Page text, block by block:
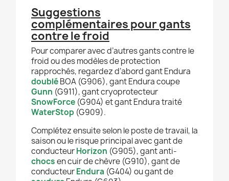
Suggestions
complémentaires pour gants
contre le froid
Pour comparer avec d’autres gants contre le
froid ou des modèles de protection
rapprochés, regardez d’abord gant Endura
doubléBOA (G906), gant Endura coupe
Gunn (G911), gant cryoprotecteur
SnowForce (G904) et gant Endura traité
WaterStop (G909).
Complétez ensuite selon le poste de travail, la
saison ou le risque principal avec gant de
conducteurHorizon (G905), gant anti-
chocsen cuir de chèvre (G910), gant de
conducteurEndura (G404) ou gant de